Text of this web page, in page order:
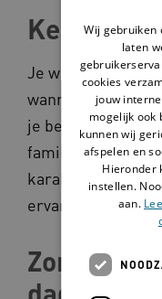
Ken je
Je weet beter
wanneer je haar
je beter waar het
familie leer je of
karakter van
ervaringen.
Zorg voor
Wij gebruiken
laten
cookies
jouw
mogelijk ook
kunnen wij
afspelen en
Hieronder
instellen.
aan.